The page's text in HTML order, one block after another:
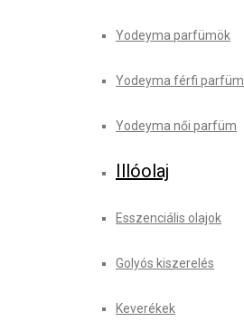
Yodeyma parfümök
Yodeyma férfi parfüm
Yodeyma női parfüm
Illóolaj
Esszenciális olajok
Golyós kiszerelés
Keverékek